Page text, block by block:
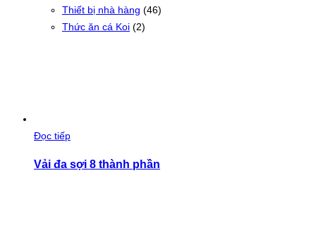
Thiết bị nhà hàng (46)
Thức ăn cá Koi (2)
Đọc tiếp
Vải đa sợi 8 thành phần